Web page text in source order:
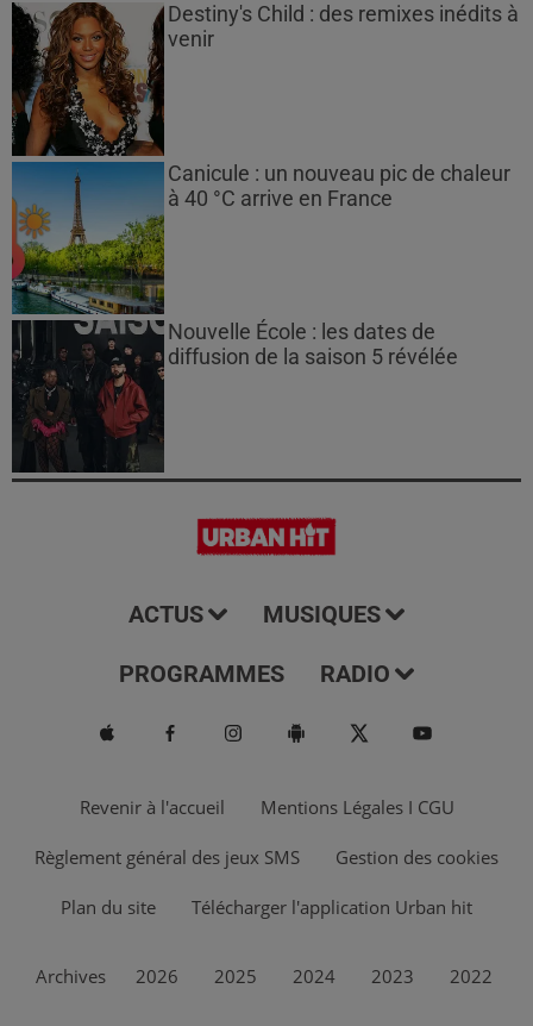
Destiny's Child : des remixes inédits à
venir
Canicule : un nouveau pic de chaleur
à 40 °C arrive en France
Nouvelle École : les dates de
diffusion de la saison 5 révélée
ACTUS MUSIQUES
PROGRAMMES RADIO
Revenir à l'accueil Mentions Légales I CGU
Règlement général des jeux SMS Gestion des cookies
Plan du site Télécharger l'application Urban hit
Archives 2026 2025 2024 2023 2022